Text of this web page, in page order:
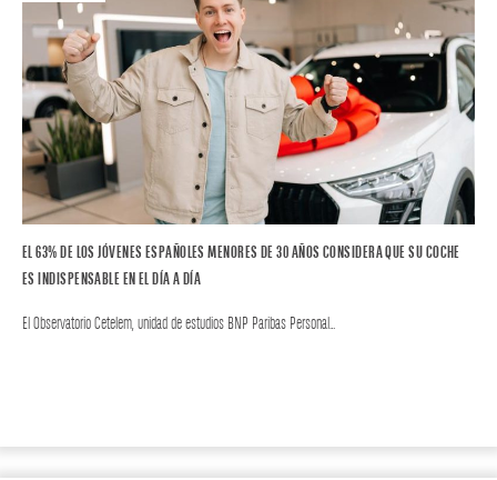
EL 63% DE LOS JÓVENES ESPAÑOLES MENORES DE 30 AÑOS CONSIDERA QUE SU COCHE
ES INDISPENSABLE EN EL DÍA A DÍA
El Observatorio Cetelem, unidad de estudios BNP Paribas Personal…